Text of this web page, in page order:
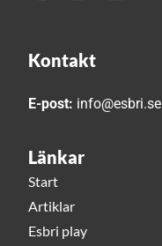
Kontakt
E-post: info@esbri.se
Länkar
Start
Artiklar
Esbri play